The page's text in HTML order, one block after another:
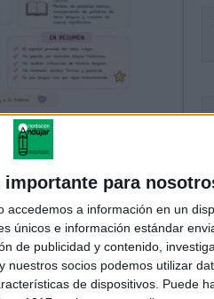
para
accedemos a información en un
únicos e información estándar
de publicidad y contenido,
nuestros socios podemos utilizar
de dispositivos. Puede